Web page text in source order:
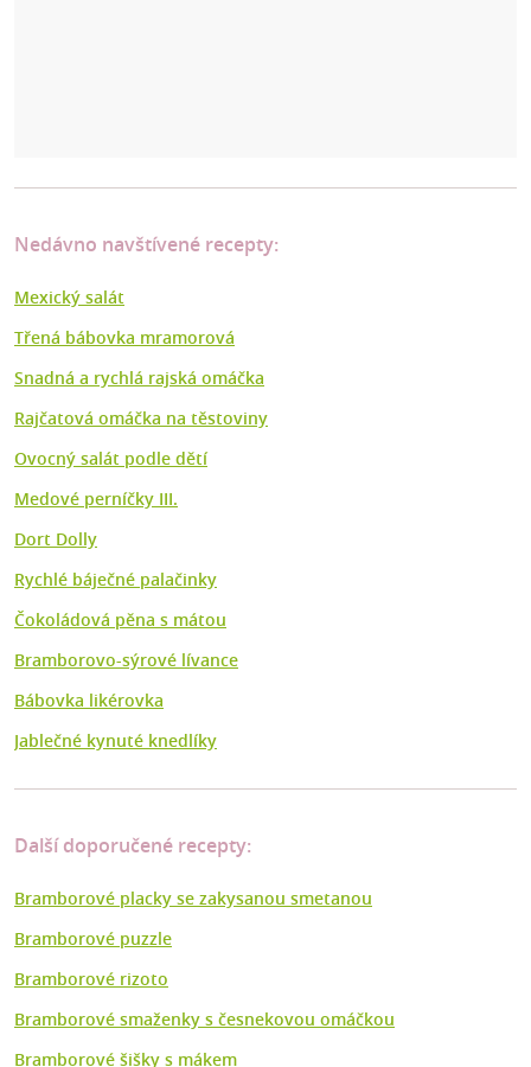
Nedávno navštívené recepty:
Mexický salát
Třená bábovka mramorová
Snadná a rychlá rajská omáčka
Rajčatová omáčka na těstoviny
Ovocný salát podle dětí
Medové perníčky III.
Dort Dolly
Rychlé báječné palačinky
Čokoládová pěna s mátou
Bramborovo-sýrové lívance
Bábovka likérovka
Jablečné kynuté knedlíky
Další doporučené recepty:
Bramborové placky se zakysanou smetanou
Bramborové puzzle
Bramborové rizoto
Bramborové smaženky s česnekovou omáčkou
Bramborové šišky s mákem